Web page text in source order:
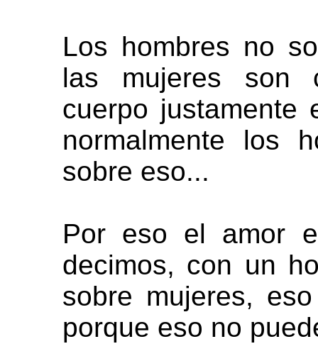
Los hombres no
las mujeres son
cuerpo justamente
normalmente los
sobre eso...
Por eso el amor
decimos, con un
sobre mujeres,
porque eso no